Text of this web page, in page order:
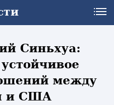
Синьхуа:
между
и США